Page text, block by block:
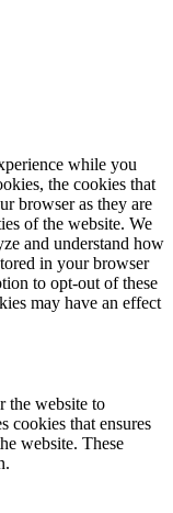
while you
the cookies that
browser as they are
of the website. We
and understand how
in your browser
to opt-out of these
may have an effect
the website to
cookies that ensures
website. These